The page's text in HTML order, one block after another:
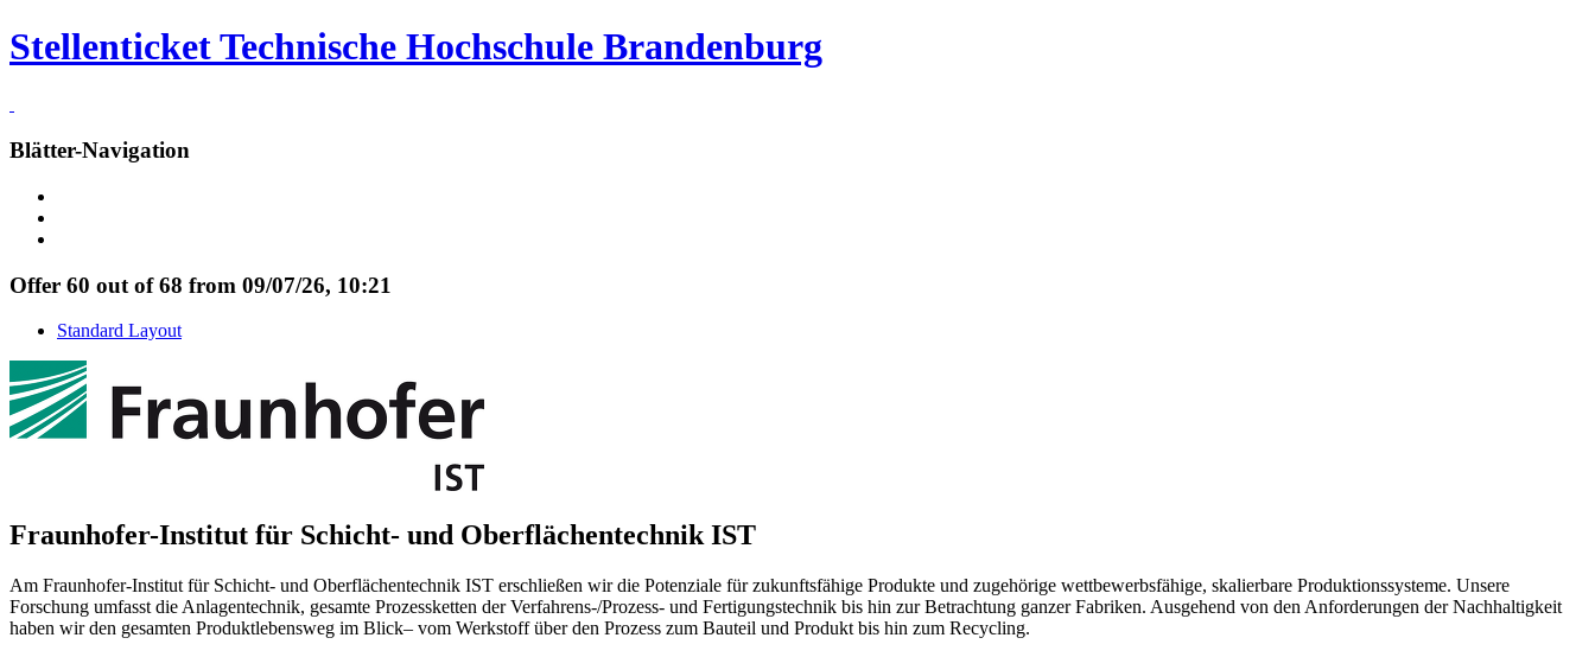
Stellenticket Technische Hochschule Brandenburg
Blätter-Navigation
Offer 60 out of 68 from 09/07/26, 10:21
Standard Layout
Fraun­ho­fer-Insti­tut für Schicht- und Ober­flä­chen­tech­nik IST
Am Fraunhofer-Institut für Schicht- und Oberflächentechnik IST erschließen wir die Potenziale für zukunftsfähige Produkte und zugehörige wettbewerbsfähige, skalierbare Produktionssysteme. Unsere
Forschung umfasst die Anlagentechnik, gesamte Prozessketten der Verfahrens-/Prozess- und Fertigungstechnik bis hin zur Betrachtung ganzer Fabriken. Ausgehend von den Anforderungen der Nachhaltigkeit
haben wir den gesamten Produktlebensweg im Blick– vom Werkstoff über den Prozess zum Bauteil und Produkt bis hin zum Recycling.